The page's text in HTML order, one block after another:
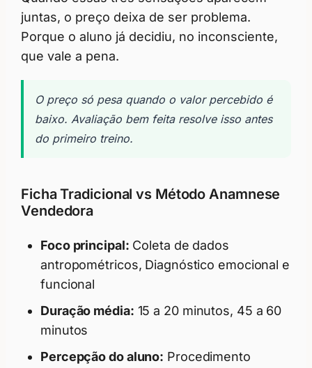
juntas, o preço deixa de ser problema.
Porque o aluno já decidiu, no inconsciente,
que vale a pena.
O preço só pesa quando o valor percebido é
baixo. Avaliação bem feita resolve isso antes
do primeiro treino.
Ficha Tradicional vs Método Anamnese
Vendedora
Foco principal: Coleta de dados
antropométricos, Diagnóstico emocional e
funcional
Duração média: 15 a 20 minutos, 45 a 60
minutos
Percepção do aluno: Procedimento